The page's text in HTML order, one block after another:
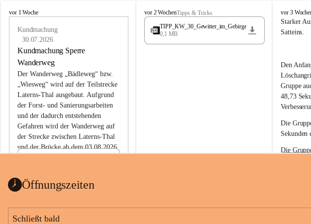
L
vor 1 Woche
Kundmachung
30.07.2026
Kundmachung Sperre
Wanderweg
Der Wanderweg „Bädleweg“ bzw.
„Wiesweg“ wird auf der Teilstrecke
Laterns-Thal ausgebaut. Aufgrund
der Forst- und Sanierungsarbeiten
und der dadurch entstehenden
Gefahren wird der Wanderweg auf
der Strecke zwischen Laterns-Thal
und der Brücke ab dem 03.08.2026
ht
1 Seite•0,1 MB
L
a
e
vor 2 WochenTipps & Tricks
TIPP_KW_30_Gewitter_im_Gebirge
0,1 MB
F
r
e
l
l
i
g
e
F
e
u
e
r
w
t
vor 3
Starker
Satteins.
Den
Gruppe
48,73
Die
Sekunden
Die
Öffnungszeiten
Schließt bald